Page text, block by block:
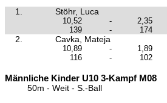
1. Stöhr, Luca
10,52 - 2,35
139
- 174
2. Cavka, Mateja
10,89 - 1,89
116
- 102
Männliche Kinder U10 3-Kampf M08
50m - Weit - S.-Ball